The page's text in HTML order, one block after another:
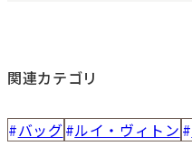
関連カテゴリ
バッグ ルイ・ヴィトン